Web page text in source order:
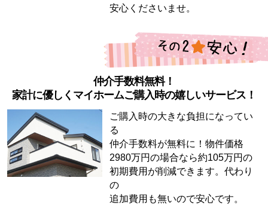
安心くださいませ。
仲介手数料無料！
家計に優しくマイホームご購入時の嬉しいサービス！
ご購入時の大きな負担になってい
る
仲介手数料が無料に！物件価格
2980万円の場合なら約105万円の
初期費用が削減できます。代わり
の
追加費用も無いので安心です。